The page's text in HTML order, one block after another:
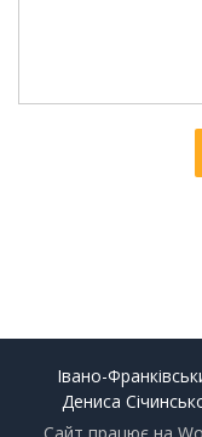
Івано-
Дениса